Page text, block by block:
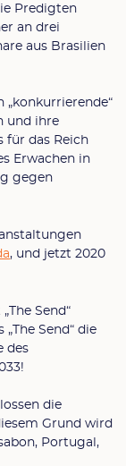
Predigten
an drei
aus Brasilien
„konkurrierende“
und ihre
für das Reich
Erwachen in
gegen
, und jetzt 2020
Send“
Send“ die
des
die
Grund wird
Portugal,